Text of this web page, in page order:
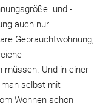
und -
auch nur
Gebrauchtwohnung,
müssen. Und in einer
man selbst mit
Wohnen schon